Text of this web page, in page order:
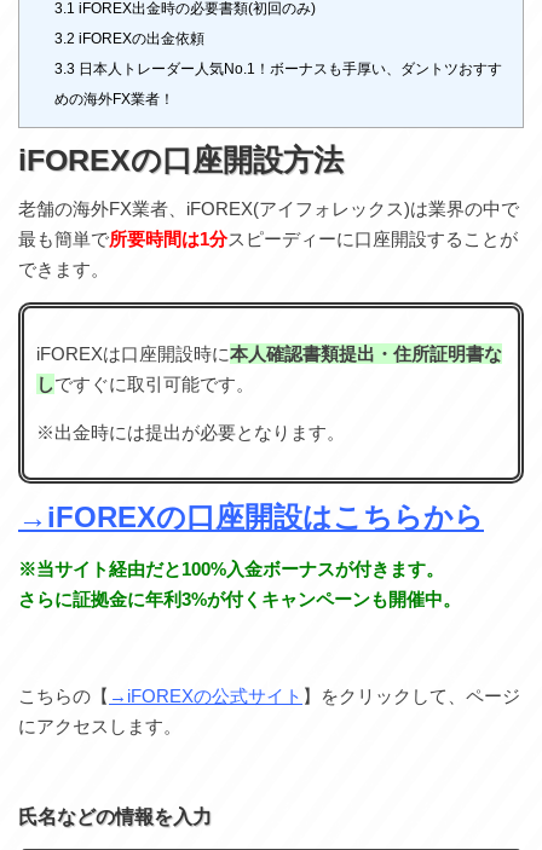
3.1 iFOREX出金時の必要書類(初回のみ)
3.2 iFOREXの出金依頼
3.3 日本人トレーダー人気No.1！ボーナスも手厚い、ダントツおすす
めの海外FX業者！
iFOREXの口座開設方法
老舗の海外FX業者、iFOREX(アイフォレックス)は業界の中で
最も簡単で所要時間は1分スピーディーに口座開設することが
できます。
iFOREXは口座開設時に本人確認書類提出・住所証明書な
しですぐに取引可能です。
※出金時には提出が必要となります。
→iFOREXの口座開設はこちらから
※当サイト経由だと100%入金ボーナスが付きます。
さらに証拠金に年利3%が付くキャンペーンも開催中。
こちらの【 →iFOREXの公式サイト 】をクリックして、ページ
にアクセスします。
氏名などの情報を入力